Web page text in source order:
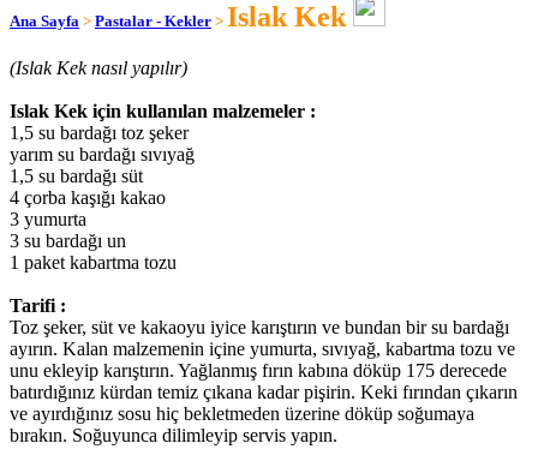
Ana Sayfa > Pastalar - Kekler > Islak Kek
(Islak Kek nasıl yapılır)
Islak Kek için kullanılan malzemeler :
1,5 su bardağı toz şeker
yarım su bardağı sıvıyağ
1,5 su bardağı süt
4 çorba kaşığı kakao
3 yumurta
3 su bardağı un
1 paket kabartma tozu
Tarifi :
Toz şeker, süt ve kakaoyu iyice karıştırın ve bundan bir su bardağı
ayırın. Kalan malzemenin içine yumurta, sıvıyağ, kabartma tozu ve
unu ekleyip karıştırın. Yağlanmış fırın kabına döküp 175 derecede
batırdığınız kürdan temiz çıkana kadar pişirin. Keki fırından çıkarın
ve ayırdığınız sosu hiç bekletmeden üzerine döküp soğumaya
bırakın. Soğuyunca dilimleyip servis yapın.